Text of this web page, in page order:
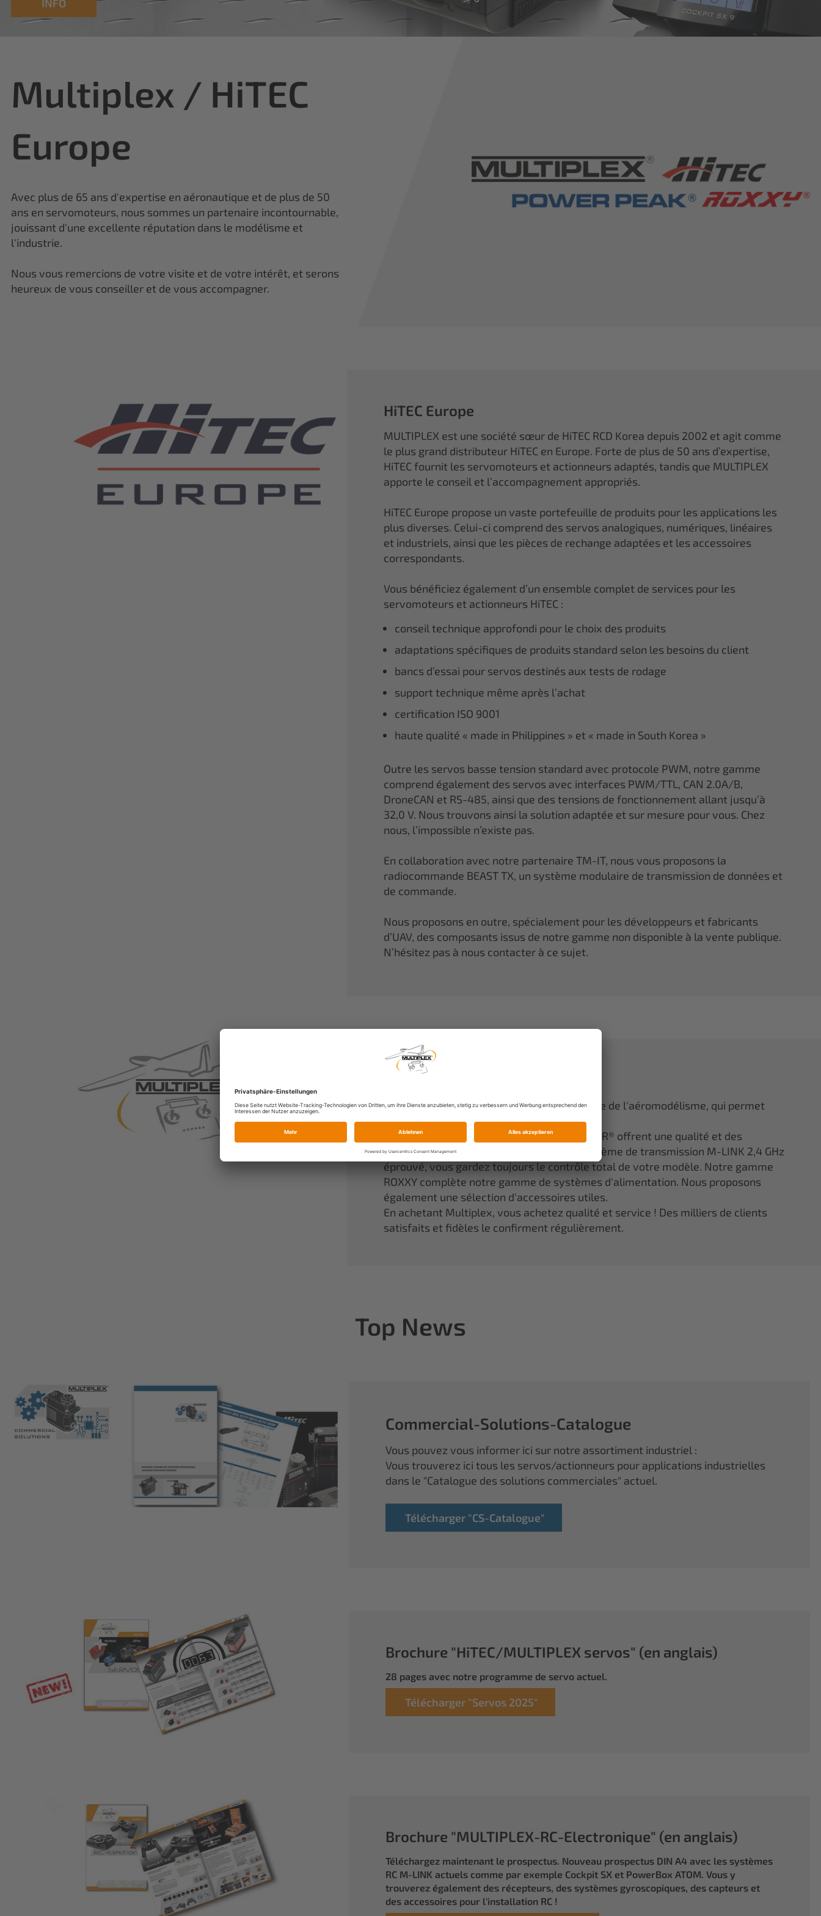
Multiplex / HiTEC
Europe
Avec plus de 65 ans d'expertise en aéronautique et de plus de 50
ans en servomoteurs, nous sommes un partenaire incontournable,
jouissant d'une excellente réputation dans le modélisme et
l'industrie.
Nous vous remercions de votre visite et de votre intérêt, et serons
heureux de vous conseiller et de vous accompagner.
HiTEC Europe
MULTIPLEX est une société sœur de HiTEC RCD Korea depuis 2002 et agit comme
le plus grand distributeur HiTEC en Europe. Forte de plus de 50 ans d’expertise,
HiTEC fournit les servomoteurs et actionneurs adaptés, tandis que MULTIPLEX
apporte le conseil et l’accompagnement appropriés.
HiTEC Europe propose un vaste portefeuille de produits pour les applications les
plus diverses. Celui-ci comprend des servos analogiques, numériques, linéaires
et industriels, ainsi que les pièces de rechange adaptées et les accessoires
correspondants.
Vous bénéficiez également d’un ensemble complet de services pour les
servomoteurs et actionneurs HiTEC :
conseil technique approfondi pour le choix des produits
adaptations spécifiques de produits standard selon les besoins du client
bancs d’essai pour servos destinés aux tests de rodage
support technique même après l’achat
certification ISO 9001
haute qualité « made in Philippines » et « made in South Korea »
Outre les servos basse tension standard avec protocole PWM, notre gamme
comprend également des servos avec interfaces PWM/TTL, CAN 2.0A/B,
DroneCAN et RS-485, ainsi que des tensions de fonctionnement allant jusqu’à
32,0 V. Nous trouvons ainsi la solution adaptée et sur mesure pour vous. Chez
nous, l’impossible n’existe pas.
En collaboration avec notre partenaire TM-IT, nous vous proposons la
radiocommande BEAST TX, un système modulaire de transmission de données et
de commande.
Nous proposons en outre, spécialement pour les développeurs et fabricants
d’UAV, des composants issus de notre gamme non disponible à la vente publique.
N’hésitez pas à nous contacter à ce sujet.
Une référence incontournable dans le monde de l'aéromodélisme, qui permet
aux rêves d'enfant de devenir réalité.
Nos modèles en mousse agglomérée ELAPOR® offrent une qualité et des
performances optimales. Grâce à notre système de transmission M-LINK 2,4 GHz
éprouvé, vous gardez toujours le contrôle total de votre modèle. Notre gamme
ROXXY complète notre gamme de systèmes d'alimentation. Nous proposons
également une sélection d'accessoires utiles.
En achetant Multiplex, vous achetez qualité et service ! Des milliers de clients
satisfaits et fidèles le confirment régulièrement.
Top News
Commercial-Solutions-Catalogue
Vous pouvez vous informer ici sur notre assortiment industriel :
Vous trouverez ici tous les servos/actionneurs pour applications industrielles
dans le "Catalogue des solutions commerciales" actuel.
Télécharger "CS-Catalogue"
Brochure "HiTEC/MULTIPLEX servos" (en anglais)
28 pages avec notre programme de servo actuel.
Télécharger "Servos 2025"
Brochure "MULTIPLEX-RC-Electronique" (en anglais)
Téléchargez maintenant le prospectus. Nouveau prospectus DIN A4 avec les systèmes
RC M-LINK actuels comme par exemple Cockpit SX et PowerBox ATOM. Vous y
trouverez également des récepteurs, des systèmes gyroscopiques, des capteurs et
des accessoires pour l'installation RC !